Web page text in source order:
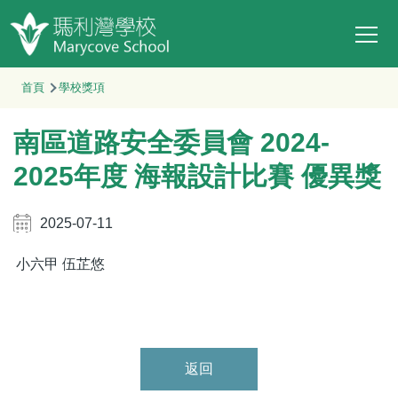
移至主內容
導
連
結
首頁 學校獎項
南區道路安全委員會 2024-
2025年度 海報設計比賽 優異獎
2025-07-11
小六甲 伍芷悠
返回